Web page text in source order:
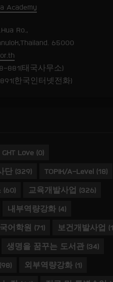
Academy
Ro.,
65000
881(태국사무소)
한국인터넷전화)
GHT Love (0)
단 (329) TOPIK/A-Level (18)
(60) 교육개발사업 (326)
내부역량강화 (4)
어학원 (71) 보건개발사업
생명을 꿈꾸는 도서관 (34)
(98) 외부역량강화 (1)